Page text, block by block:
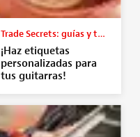
Trade Secrets: guías y tutoriales
¡Haz etiquetas
personalizadas para
tus guitarras!